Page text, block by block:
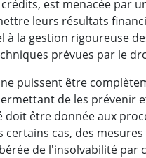
est menacée par
leurs résultats
la gestion rigoureuse
prévues par le
puissent être
de les prévenir
doit être donnée aux
certains cas, des
de l'insolvabilité par